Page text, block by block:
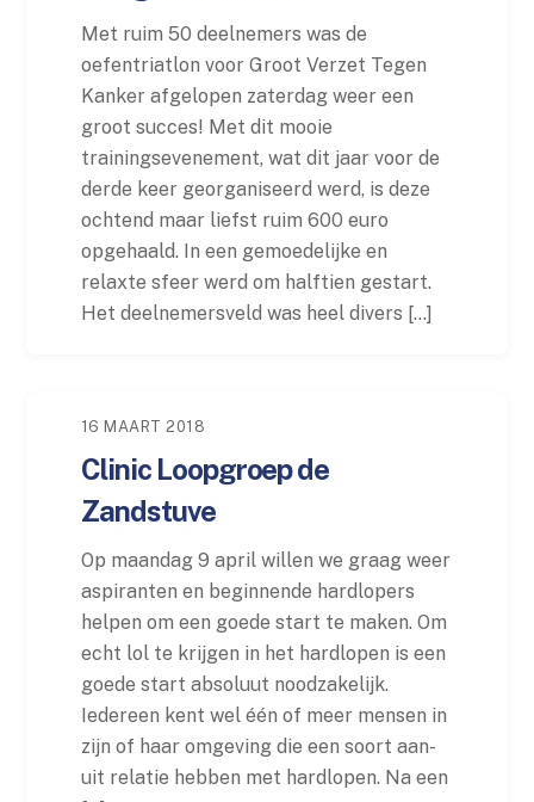
Met ruim 50 deelnemers was de
oefentriatlon voor Groot Verzet Tegen
Kanker afgelopen zaterdag weer een
groot succes! Met dit mooie
trainingsevenement, wat dit jaar voor de
derde keer georganiseerd werd, is deze
ochtend maar liefst ruim 600 euro
opgehaald. In een gemoedelijke en
relaxte sfeer werd om halftien gestart.
Het deelnemersveld was heel divers […]
16 MAART 2018
Clinic Loopgroep de
Zandstuve
Op maandag 9 april willen we graag weer
aspiranten en beginnende hardlopers
helpen om een goede start te maken. Om
echt lol te krijgen in het hardlopen is een
goede start absoluut noodzakelijk.
Iedereen kent wel één of meer mensen in
zijn of haar omgeving die een soort aan-
uit relatie hebben met hardlopen. Na een